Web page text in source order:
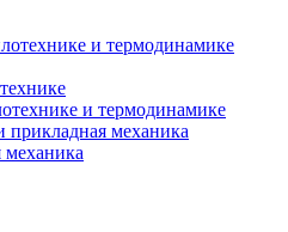
и термодинамике
и термодинамике
прикладная механика
механика